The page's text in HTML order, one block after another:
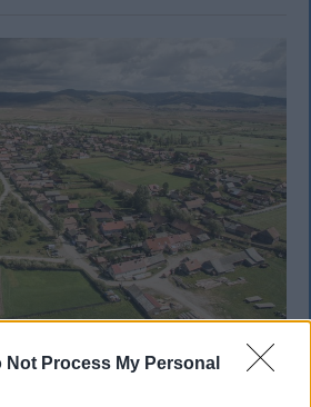
Not Process My Personal